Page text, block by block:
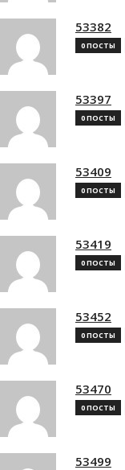
53382
0 ПОСТЫ
53397
0 ПОСТЫ
53409
0 ПОСТЫ
53419
0 ПОСТЫ
53452
0 ПОСТЫ
53470
0 ПОСТЫ
53499